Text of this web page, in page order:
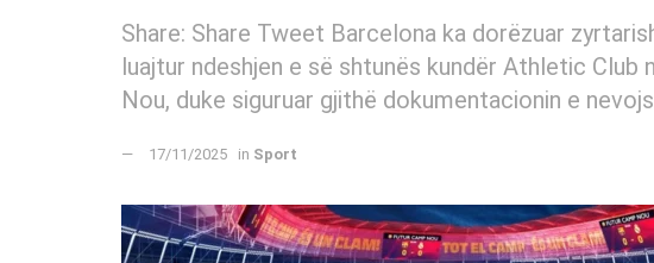
Share: Share Tweet Barcelona ka dorëzuar
luajtur ndeshjen e së shtunës kundër Athletic Club
Nou, duke siguruar gjithë dokumentacionin e
17/11/2025 in Sport